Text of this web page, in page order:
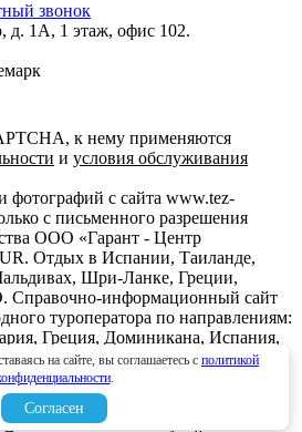
звонок
д. 1А, 1 этаж, офис 102.
к нему применяются
и условия обслуживания
фотографий с сайта www.tez-
с письменного разрешения
ООО «Гарант - Центр
Отдых в Испании, Таиланде,
Шри-Ланке, Греции,
Справочно-информационный сайт
туроператора по направлениям:
Греция, Доминикана, Испания,
Мексика, ОАЭ, Таиланд,
о ценах, указанная на
ни офертой. определяемой
Гражданского кодекса
на сайте, вы соглашаетесь с политикой
.
Согласен